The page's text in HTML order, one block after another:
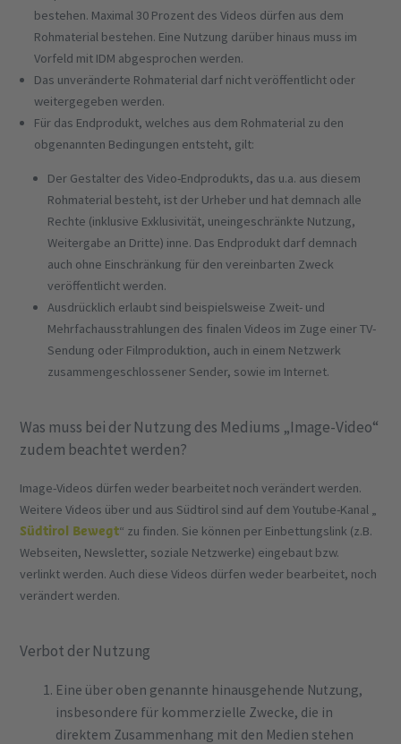
bestehen. Maximal 30 Prozent des Videos dürfen aus dem
Rohmaterial bestehen. Eine Nutzung darüber hinaus muss im
Vorfeld mit IDM abgesprochen werden.
Das unveränderte Rohmaterial darf nicht veröffentlicht oder
weitergegeben werden.
Für das Endprodukt, welches aus dem Rohmaterial zu den
obgenannten Bedingungen entsteht, gilt:
Der Gestalter des Video-Endprodukts, das u.a. aus diesem
Rohmaterial besteht, ist der Urheber und hat demnach alle
Rechte (inklusive Exklusivität, uneingeschränkte Nutzung,
Weitergabe an Dritte) inne. Das Endprodukt darf demnach
auch ohne Einschränkung für den vereinbarten Zweck
veröffentlicht werden.
Ausdrücklich erlaubt sind beispielsweise Zweit- und
Mehrfachausstrahlungen des finalen Videos im Zuge einer TV-
Sendung oder Filmproduktion, auch in einem Netzwerk
zusammengeschlossener Sender, sowie im Internet.
Was muss bei der Nutzung des Mediums „Image-Video“
zudem beachtet werden?
Image-Videos dürfen weder bearbeitet noch verändert werden.
Weitere Videos über und aus Südtirol sind auf dem Youtube-Kanal „
Südtirol Bewegt“ zu finden. Sie können per Einbettungslink (z.B.
Webseiten, Newsletter, soziale Netzwerke) eingebaut bzw.
verlinkt werden. Auch diese Videos dürfen weder bearbeitet, noch
verändert werden.
Verbot der Nutzung
Eine über oben genannte hinausgehende Nutzung,
insbesondere für kommerzielle Zwecke, die in
direktem Zusammenhang mit den Medien stehen